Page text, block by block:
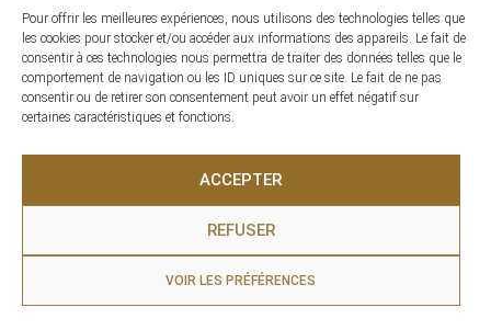
Pour offrir les meilleures expériences, nous utilisons des technologies telles que
les cookies pour stocker et/ou accéder aux informations des appareils. Le fait de
consentir à ces technologies nous permettra de traiter des données telles que le
comportement de navigation ou les ID uniques sur ce site. Le fait de ne pas
consentir ou de retirer son consentement peut avoir un effet négatif sur
certaines caractéristiques et fonctions.
ACCEPTER
REFUSER
VOIR LES PRÉFÉRENCES
La clé des Pyrénées © 2020 - 2026 | Tous droits réservés |
Agence Immobilière – SAS LCDP